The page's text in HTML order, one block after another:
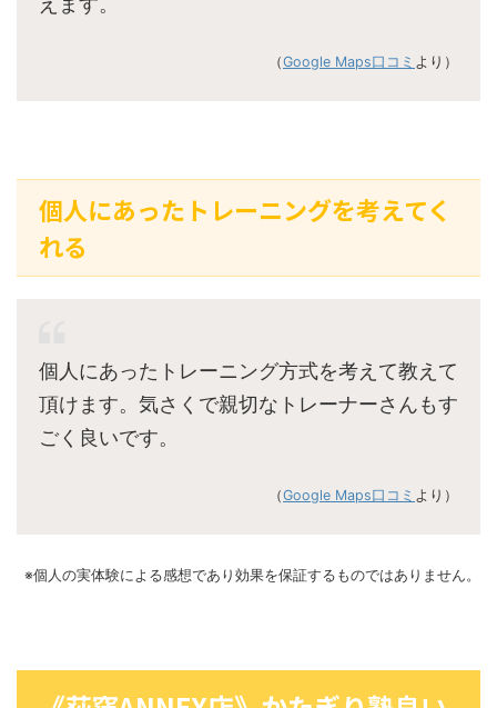
（Google Maps口コミ より）
個人にあったトレーニングを考えてく
れる
個人にあったトレーニング方式を考えて教えて
頂けます。気さくで親切なトレーナーさんもす
ごく良いです。
（Google Maps口コミ より）
※個人の実体験による感想であり効果を保証するものではありません。